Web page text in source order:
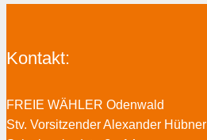
Kontakt:
FREIE WÄHLER Odenwald
Stv. Vorsitzender Alexander Hübner